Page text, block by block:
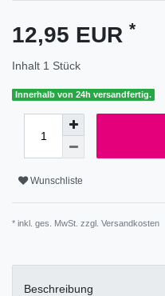
12,95 EUR *
Inhalt 1 Stück
Innerhalb von 24h versandfertig.
Wunschliste
* inkl. ges. MwSt. zzgl. Versandkosten
Beschreibung